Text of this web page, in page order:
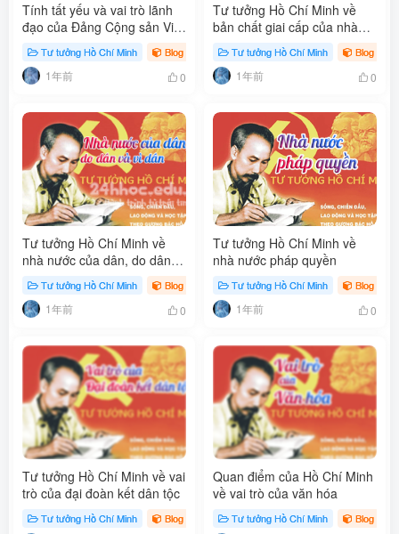
Tính tất yếu và vai trò lãnh
đạo của Đảng Cộng sản Việt
NamTư tưởng Hồ Chí Minh Blog
1年前 0
Tư tưởng Hồ Chí Minh về
bản chất giai cấp của nhà
nướcTư tưởng Hồ Chí Minh Blog
1年前 0
Tư tưởng Hồ Chí Minh về
nhà nước của dân, do dân
và vì dân
Tư tưởng Hồ Chí Minh Blog
1年前 0
Tư tưởng Hồ Chí Minh về
nhà nước pháp quyền
Tư tưởng Hồ Chí Minh Blog
1年前 0
Tư tưởng Hồ Chí Minh về vai
trò của đại đoàn kết dân tộc
Tư tưởng Hồ Chí Minh Blog
Quan điểm của Hồ Chí Minh
về vai trò của văn hóa
Tư tưởng Hồ Chí Minh Blog